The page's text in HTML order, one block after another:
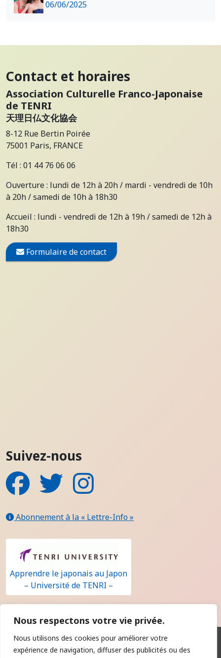
Nous respectons votre vie privée.
Nous utilisons des cookies pour améliorer votre
expérience de navigation, diffuser des publicités ou des
06/06/2025
Contact et horaires
Association Culturelle Franco-Japonaise
de TENRI
天理日仏文化協会
8-12 Rue Bertin Poirée
75001 Paris, FRANCE
Tél : 01 44 76 06 06
Ouverture : lundi de 12h à 20h / mardi - vendredi de 10h
à 20h / samedi de 10h à 18h30
Accueil : lundi - vendredi de 12h à 19h / samedi de 12h à
18h30
Formulaire de contact
Suivez-nous
FacebookTwitter Instagram
Abonnement à la « Lettre-Info »
Apprendre le japonais au Japon
– Université de TENRI –
Qui sommes-nous ?